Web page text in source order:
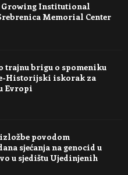
Growing Institutional
Memorial Center
trajnu brigu o spomeniku
Historijski iskorak za
Evropi
povodom
sjećanja na genocid u
u sjedištu Ujedinjenih